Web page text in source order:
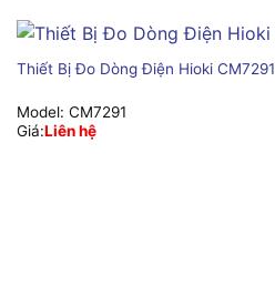
Thiết Bị Đo Dòng Điện Hioki CM7291
Model: CM7291
Giá:Liên hệ